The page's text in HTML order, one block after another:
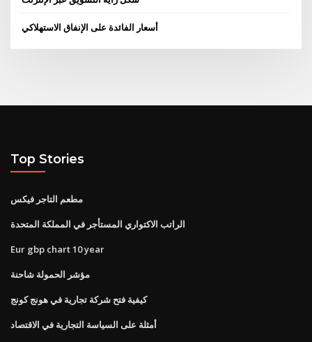
أسعار الفائدة على الإنفاق الاستهلاكي
Top Stories
مطعم التاجر فيكس
الراتب الاكتواري المستأجر في المملكة المتحدة
Eur gbp chart 10 year
مؤشر الحمولة شاحنة
كيفية فتح شركة تجارية في هونج كونج
أمثلة على السياسة التجارية في الاقتصاد